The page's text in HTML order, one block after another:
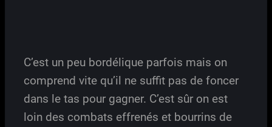
C’est un peu bordélique parfois mais on
comprend vite qu’il ne suffit pas de foncer
dans le tas pour gagner. C’est sûr on est
loin des combats effrenés et bourrins de